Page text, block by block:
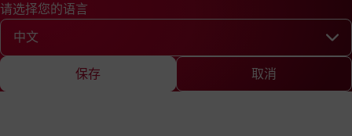
请选择您的语言
请选择您的语言
保存 取消
English Deutsch